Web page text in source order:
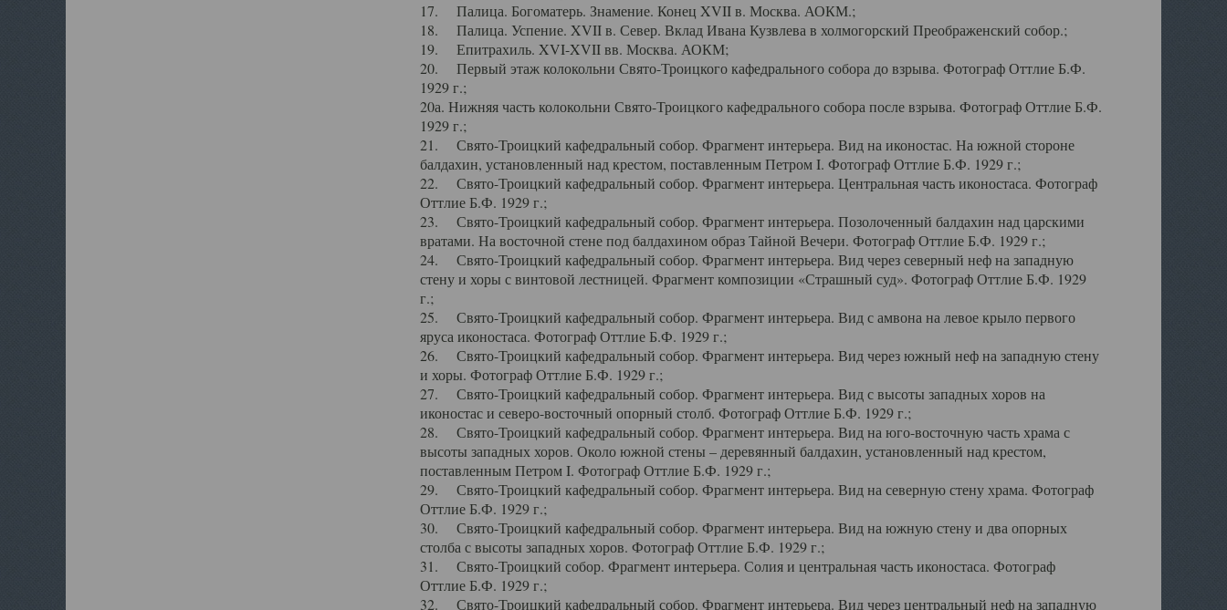
17. Палица. Богоматерь. Знамение. Конец XVII в. Москва. АОКМ.;
18. Палица. Успение. XVII в. Север. Вклад Ивана Кузвлева в холмогорский Преображенский собор.;
19. Епитрахиль. XVI-XVII вв. Москва. АОКМ;
20. Первый этаж колокольни Свято-Троицкого кафедрального собора до взрыва. Фотограф Оттлие Б.Ф.
1929 г.;
20а. Нижняя часть колокольни Свято-Троицкого кафедрального собора после взрыва. Фотограф Оттлие Б.Ф.
1929 г.;
21. Свято-Троицкий кафедральный собор. Фрагмент интерьера. Вид на иконостас. На южной стороне
балдахин, установленный над крестом, поставленным Петром I. Фотограф Оттлие Б.Ф. 1929 г.;
22. Свято-Троицкий кафедральный собор. Фрагмент интерьера. Центральная часть иконостаса. Фотограф
Оттлие Б.Ф. 1929 г.;
23. Свято-Троицкий кафедральный собор. Фрагмент интерьера. Позолоченный балдахин над царскими
вратами. На восточной стене под балдахином образ Тайной Вечери. Фотограф Оттлие Б.Ф. 1929 г.;
24. Свято-Троицкий кафедральный собор. Фрагмент интерьера. Вид через северный неф на западную
стену и хоры с винтовой лестницей. Фрагмент композиции «Страшный суд». Фотограф Оттлие Б.Ф. 1929
г.;
25. Свято-Троицкий кафедральный собор. Фрагмент интерьера. Вид с амвона на левое крыло первого
яруса иконостаса. Фотограф Оттлие Б.Ф. 1929 г.;
26. Свято-Троицкий кафедральный собор. Фрагмент интерьера. Вид через южный неф на западную стену
и хоры. Фотограф Оттлие Б.Ф. 1929 г.;
27. Свято-Троицкий кафедральный собор. Фрагмент интерьера. Вид с высоты западных хоров на
иконостас и северо-восточный опорный столб. Фотограф Оттлие Б.Ф. 1929 г.;
28. Свято-Троицкий кафедральный собор. Фрагмент интерьера. Вид на юго-восточную часть храма с
высоты западных хоров. Около южной стены – деревянный балдахин, установленный над крестом,
поставленным Петром I. Фотограф Оттлие Б.Ф. 1929 г.;
29. Свято-Троицкий кафедральный собор. Фрагмент интерьера. Вид на северную стену храма. Фотограф
Оттлие Б.Ф. 1929 г.;
30. Свято-Троицкий кафедральный собор. Фрагмент интерьера. Вид на южную стену и два опорных
столба с высоты западных хоров. Фотограф Оттлие Б.Ф. 1929 г.;
31. Свято-Троицкий собор. Фрагмент интерьера. Солия и центральная часть иконостаса. Фотограф
Оттлие Б.Ф. 1929 г.;
32. Свято-Троицкий кафедральный собор. Фрагмент интерьера. Вид через центральный неф на западную